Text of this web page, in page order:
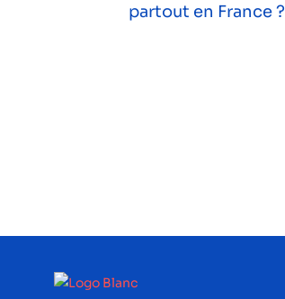
partout en France ?